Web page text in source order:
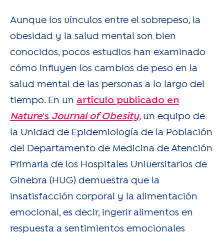
Aunque los vínculos entre el sobrepeso, la
obesidad y la salud mental son bien
conocidos, pocos estudios han examinado
cómo influyen los cambios de peso en la
salud mental de las personas a lo largo del
tiempo. En un artículo publicado en
Nature's Journal of Obesity, un equipo de
la Unidad de Epidemiología de la Población
del Departamento de Medicina de Atención
Primaria de los Hospitales Universitarios de
Ginebra (HUG) demuestra que la
insatisfacción corporal y la alimentación
emocional, es decir, ingerir alimentos en
respuesta a sentimientos emocionales